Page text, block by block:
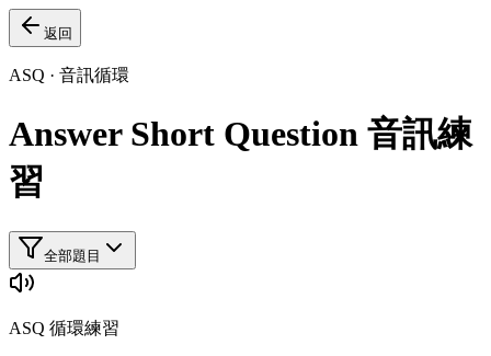
返回
ASQ · 音訊循環
Answer Short Question 音訊練
習
全部題目
ASQ 循環練習